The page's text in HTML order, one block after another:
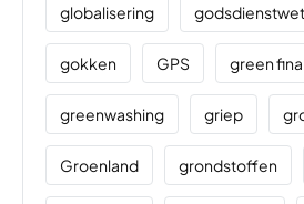
globalisering
gokken GPS green
greenwashing griep
Groenland grondstoffen